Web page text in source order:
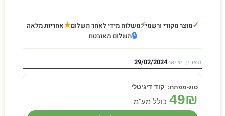
✓מוצר מקורי ורשמי⚡משלוח מידי לאחר תשלום★אחריות מלאה
🔒תשלום מאובטח
תאריך יציאה29/02/2024
קוד דיגיטלי
49₪ כולל מע"מ